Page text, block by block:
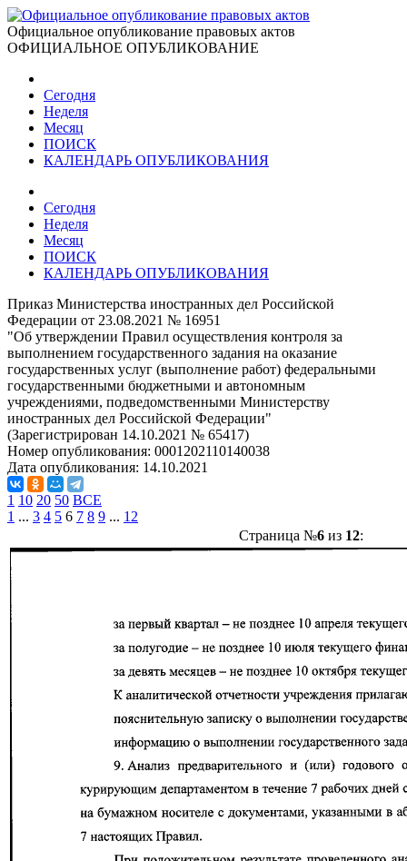
Официальное опубликование правовых актов
ОФИЦИАЛЬНОЕ ОПУБЛИКОВАНИЕ
Сегодня
Неделя
Месяц
ПОИСК
КАЛЕНДАРЬ ОПУБЛИКОВАНИЯ
Сегодня
Неделя
Месяц
ПОИСК
КАЛЕНДАРЬ ОПУБЛИКОВАНИЯ
Приказ Министерства иностранных дел Российской
Федерации от 23.08.2021 № 16951
"Об утверждении Правил осуществления контроля за
выполнением государственного задания на оказание
государственных услуг (выполнение работ) федеральными
государственными бюджетными и автономным
учреждениями, подведомственными Министерству
иностранных дел Российской Федерации"
(Зарегистрирован 14.10.2021 № 65417)
Номер опубликования: 0001202110140038
Дата опубликования: 14.10.2021
1 10 20 50 ВСЕ
1 ... 3 4 5 6 7 8 9 ... 12
Страница №6из 12: